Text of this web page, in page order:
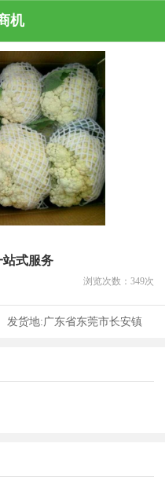
机
站式服务
浏览次数： 349次
发货地:广东省东莞市长安镇